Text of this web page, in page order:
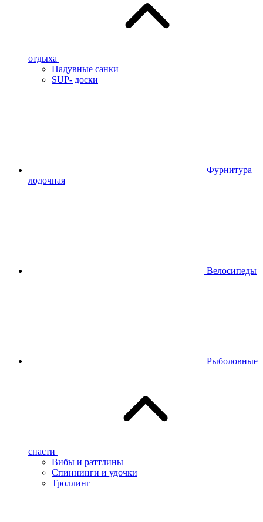
отдыха
Надувные санки
SUP- доски
Фурнитура
лодочная
Велосипеды
Рыболовные
снасти
Вибы и раттлины
Спиннинги и удочки
Троллинг